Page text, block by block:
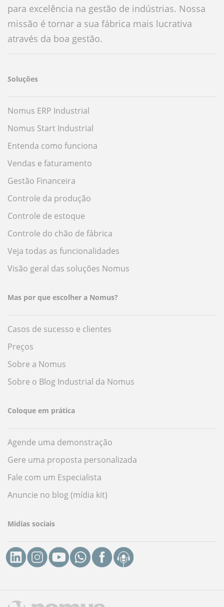
para excelência na gestão de indústrias. Nossa
missão é tornar a sua fábrica mais lucrativa
através da boa gestão.
Soluções
Nomus ERP Industrial
Nomus Start Industrial
Entenda como funciona
Vendas e faturamento
Gestão Financeira
Controle da produção
Controle de estoque
Controle do chão de fábrica
Veja todas as funcionalidades
Visão geral das soluções Nomus
Mas por que escolher a Nomus?
Casos de sucesso e clientes
Preços
Sobre a Nomus
Sobre o Blog Industrial da Nomus
Coloque em prática
Agende uma demonstração
Gere uma proposta personalizada
Fale com um Especialista
Anuncie no blog (mídia kit)
Midias sociais